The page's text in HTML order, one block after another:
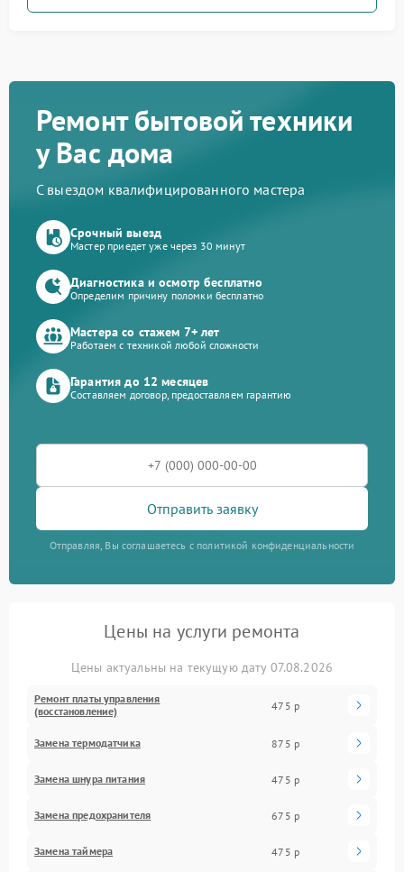
Ремонт бытовой техники
у Вас дома
С выездом квалифицированного мастера
Срочный выезд
Мастер приедет уже через 30 минут
Диагностика и осмотр бесплатно
Определим причину поломки бесплатно
Мастера со стажем 7+ лет
Работаем с техникой любой сложности
Гарантия до 12 месяцев
Составляем договор, предоставляем гарантию
Отправить заявку
Отправляя, Вы соглашаетесь с политикой конфиденциальности
Цены на услуги ремонта
Цены актуальны на текущую дату 07.08.2026
Ремонт платы управления
(восстановление)
475 р
Замена термодатчика 875 р
Замена шнура питания 475 р
Замена предохранителя 675 р
Замена таймера 475 р